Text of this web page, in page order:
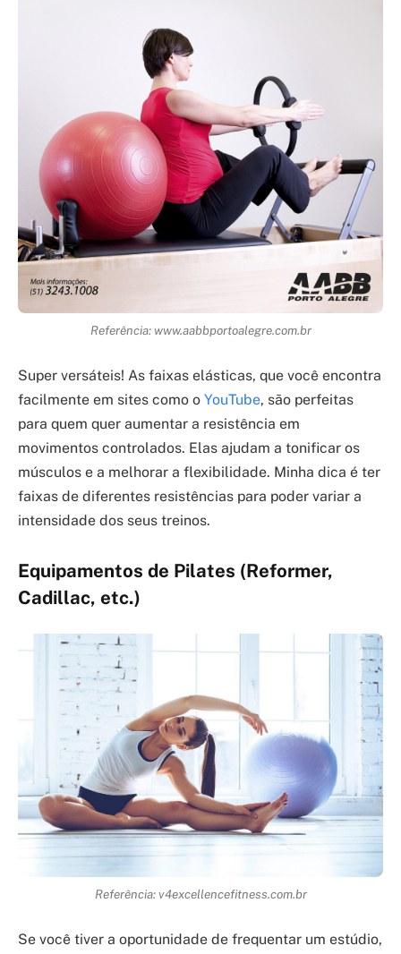
Referência: www.aabbportoalegre.com.br
Super versáteis! As faixas elásticas, que você encontra
facilmente em sites como o YouTube, são perfeitas
para quem quer aumentar a resistência em
movimentos controlados. Elas ajudam a tonificar os
músculos e a melhorar a flexibilidade. Minha dica é ter
faixas de diferentes resistências para poder variar a
intensidade dos seus treinos.
Equipamentos de Pilates (Reformer,
Cadillac, etc.)
Referência: v4excellencefitness.com.br
Se você tiver a oportunidade de frequentar um estúdio,